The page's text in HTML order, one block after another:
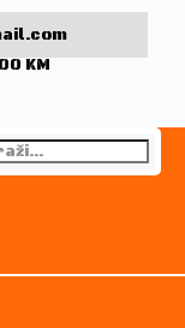
KM